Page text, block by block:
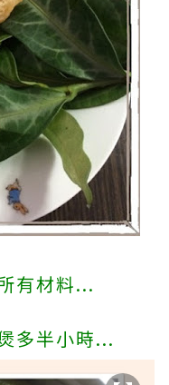
有材料...
多半小時...